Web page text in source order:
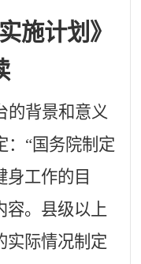
施计划》
的背景和意义
：“国务院制定
身工作的目
容。县级以上
实际情况制定